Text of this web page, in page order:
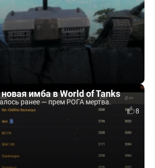
имба в World of Tanks
ранее — прем РОГА мертва.
8